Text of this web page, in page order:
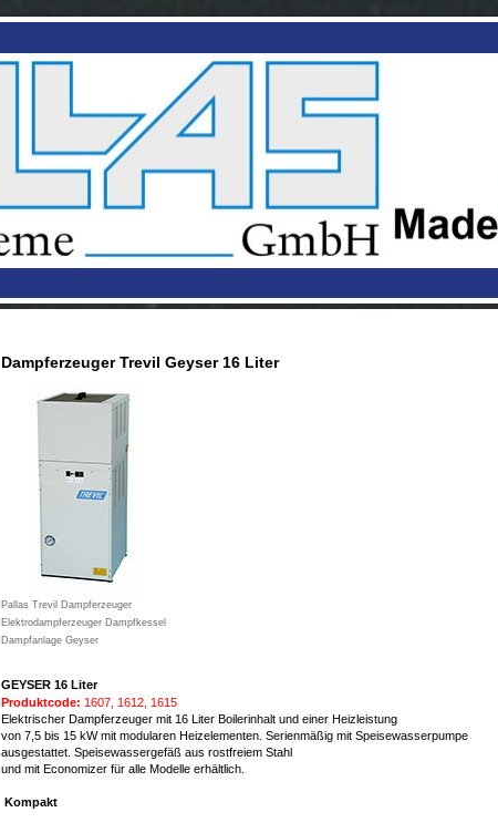
Dampferzeuger Trevil Geyser 16 Liter
Pallas Trevil Dampferzeuger
Elektrodampferzeuger Dampfkessel
Dampfanlage Geyser
GEYSER 16 Liter
Produktcode: 1607, 1612, 1615
Elektrischer Dampferzeuger mit 16 Liter Boilerinhalt und einer Heizleistung
von 7,5 bis 15 kW mit modularen Heizelementen. Serienmäßig mit Speisewasserpumpe
ausgestattet. Speisewassergefäß aus rostfreiem Stahl
und mit Economizer für alle Modelle erhältlich.
Kompakt